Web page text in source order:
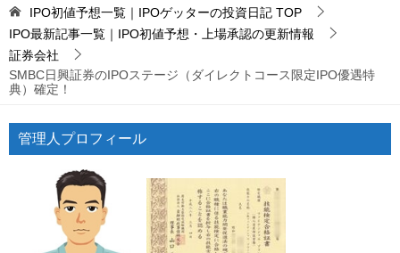
IPO初値予想一覧｜IPOゲッターの投資日記 TOP
IPO最新記事一覧｜IPO初値予想・上場承認の更新情報
証券会社
SMBC日興証券のIPOステージ（ダイレクトコース限定IPO優遇特
典）確定！
管理人プロフィール